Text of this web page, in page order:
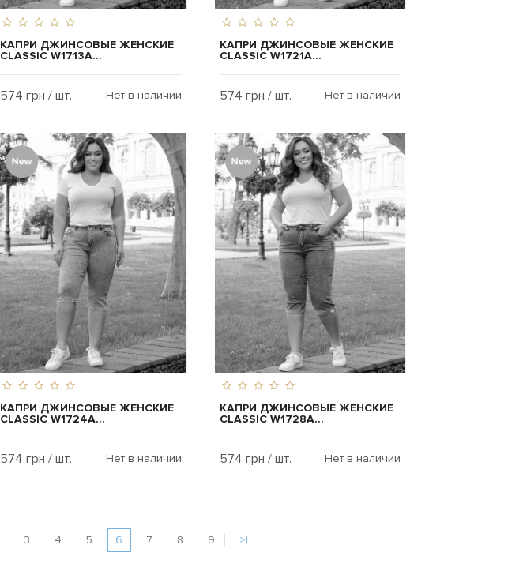
КАПРИ ДЖИНСОВЫЕ ЖЕНСКИЕ
CLASSIC W1713A...
574 грн / шт. Нет в наличии
КАПРИ ДЖИНСОВЫЕ ЖЕНСКИЕ
CLASSIC W1721A...
574 грн / шт. Нет в наличии
КАПРИ ДЖИНСОВЫЕ ЖЕНСКИЕ
CLASSIC W1724A...
574 грн / шт. Нет в наличии
КАПРИ ДЖИНСОВЫЕ ЖЕНСКИЕ
CLASSIC W1728A...
574 грн / шт. Нет в наличии
3 4 5 6 7 8 9 >|